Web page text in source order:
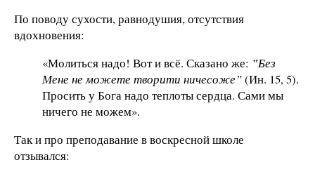
По поводу сухости, равнодушия, отсутствия
вдохновения:
«Молиться надо! Вот и всё. Сказано же: ‟Без
Мене не можете творити ничесоже”(Ин. 15, 5).
Просить у Бога надо теплоты сердца. Сами мы
ничего не можем».
Так и про преподавание в воскресной школе
отзывался: